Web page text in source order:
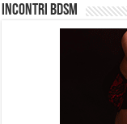
INCONTRI BDSM